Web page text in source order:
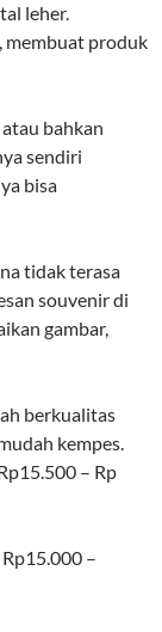
leher.
membuat produk
bahkan
sendiri
bisa
tidak terasa
souvenir di
gambar,
berkualitas
kempes.
– Rp
–